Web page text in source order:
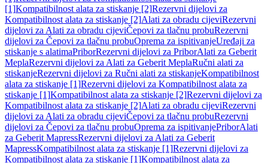
[1]Kompatibilnost alata za stiskanje [2]Rezervni dijelovi za
Kompatibilnost alata za stiskanje [2]Alati za obradu cijeviRezervni
dijelovi za Alati za obradu cijeviČepovi za tlačnu probuRezervni
dijelovi za Čepovi za tlačnu probuOprema za ispitivanjeUređaji za
stiskanje s alatimaPriborRezervni dijelovi za PriborAlati za Geberit
MeplaRezervni dijelovi za Alati za Geberit MeplaRučni alati za
stiskanjeRezervni dijelovi za Ručni alati za stiskanjeKompatibilnost
alata za stiskanje [1]Rezervni dijelovi za Kompatibilnost alata za
stiskanje [1]Kompatibilnost alata za stiskanje [2]Rezervni dijelovi za
Kompatibilnost alata za stiskanje [2]Alati za obradu cijeviRezervni
dijelovi za Alati za obradu cijeviČepovi za tlačnu probuRezervni
dijelovi za Čepovi za tlačnu probuOprema za ispitivanjePriborAlati
za Geberit MapressRezervni dijelovi za Alati za Geberit
MapressKompatibilnost alata za stiskanje [1]Rezervni dijelovi za
Kompatibilnost alata za stiskanje [1]Kompatibilnost alata za